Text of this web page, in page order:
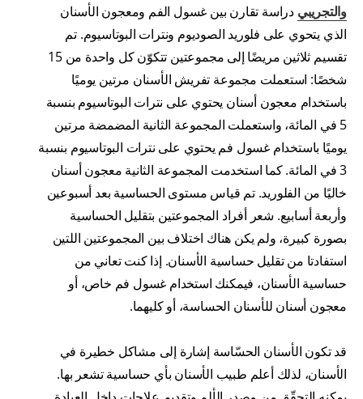
والتجريبي دراسة تقارن بين غسول الفم ومعجون الأسنان
الذي يتحوي على فلوريد الصوديوم ونترات البوتاسيوم. تم
تقسيم ثلاثين مريضًا إلى مجموعتين تتكوّن كل واحدة من 15
شخصًا: استعملت مجموعة تفريش الأسنان مرتين يوميًا
باستخدام معجون أسنان يحتوي على نترات البوتاسيوم بنسبة
5 في المائة، واستعملت المجموعة الثانية المضمضة مرتين
يوميًا باستخدام غسول فم يحتوي على نترات البوتاسيوم بنسبة
3 في المائة. كما استخدمت المجموعة الثانية معجون أسنان
خاليًا من الفلوريد. تم قياس مستوى الحساسية بعد أسبوعين
وأربعة أسابيع. شعر أفراد المجموعتين بتقليل الحساسية
بصورة كبيرة، ولم يكن هناك اختلاف بين المجموعتين اللتين
استفادتا من تقليل حساسية الأسنان. إذا كنت تعاني من
حساسية الأسنان، فيمكنك استخدام غسول فم خاص، أو
معجون أسنان للأسنان الحساسة، أو كليهما.
قد تكون الأسنان الحسّاسة إشارة إلى مشاكل خطيرة في
الأسنان، لذلك أعلم طبيب الأسنان بأي حساسية تشعر بها.